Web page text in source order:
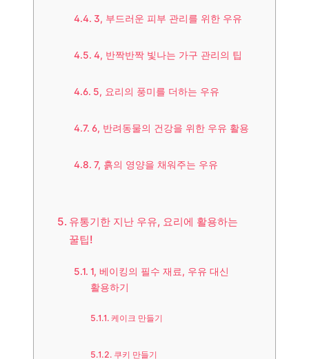
3, 부드러운 피부 관리를 위한 우유
4, 반짝반짝 빛나는 가구 관리의 팁
5, 요리의 풍미를 더하는 우유
6, 반려동물의 건강을 위한 우유 활용
7, 흙의 영양을 채워주는 우유
유통기한 지난 우유, 요리에 활용하는
꿀팁!
1, 베이킹의 필수 재료, 우유 대신
활용하기
케이크 만들기
쿠키 만들기